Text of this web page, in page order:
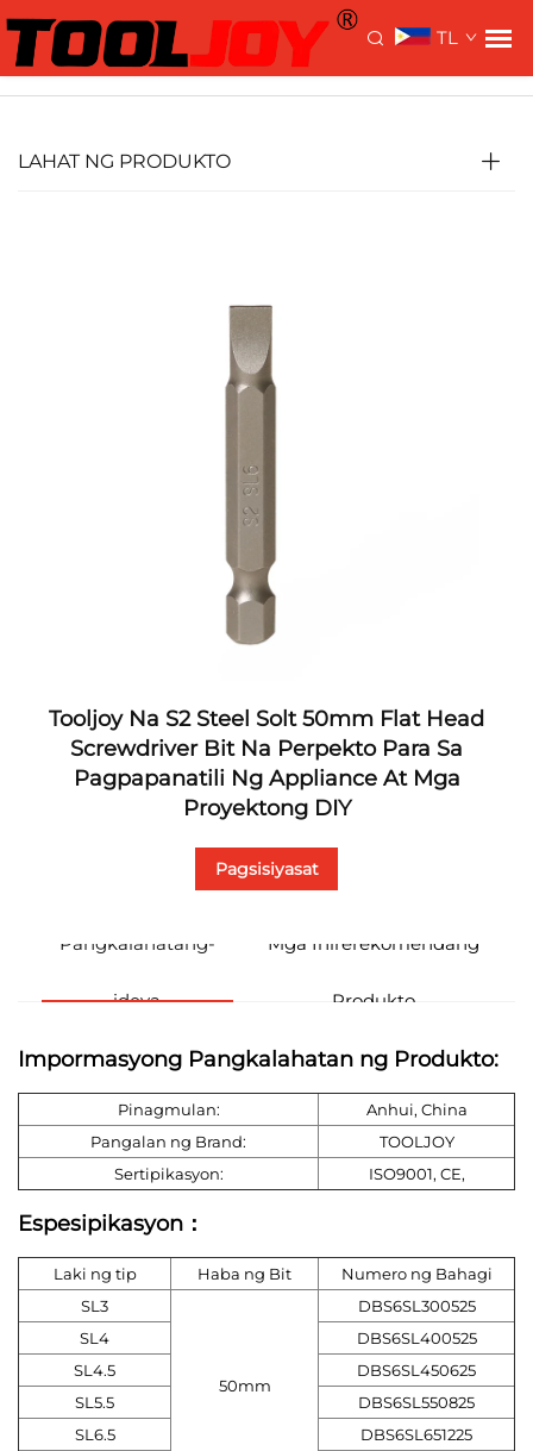
TL
Bahay> Mga Produkto > Mga Bahagi ng Driver>Mga
Bit Ng Turnilyera
LAHAT NG PRODUKTO
Tooljoy Na S2 Steel Solt 50mm Flat Head
Screwdriver Bit Na Perpekto Para Sa
Pagpapanatili Ng Appliance At Mga
Proyektong DIY
Pagsisiyasat
Pangkalahatang-
ideya
Mga Inirerekomendang
Produkto
Impormasyong Pangkalahatan ng Produkto:
Pinagmulan:
Anhui, China
Pangalan ng Brand:
TOOLJOY
Sertipikasyon:
ISO9001, CE,
Espesipikasyon：
Laki ng tip Haba ng Bit
Numero ng Bahagi
SL3
50mm
DBS6SL300525
SL4
DBS6SL400525
SL4.5
DBS6SL450625
SL5.5
DBS6SL550825
SL6.5
DBS6SL651225